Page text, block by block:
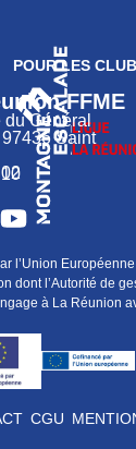
POUR LES
FFME
du Général
Saint
l’Union
dont l’Autorité de
à La Réunion
CGU